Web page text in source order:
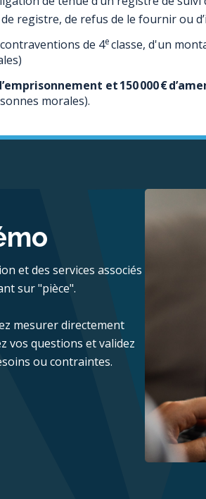
registre, de refus de le fournir ou
de 4eclasse, d'un
et 150 000 €
morales).
et des services associés
sur "pièce".
mesurer directement
vos questions et validez
ou contraintes.